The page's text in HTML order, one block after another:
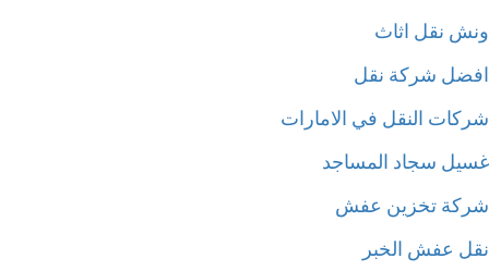
نقل اثاث
شركة نقل
النقل في الامارات
سجاد المساجد
تخزين عفش
عفش الخبر